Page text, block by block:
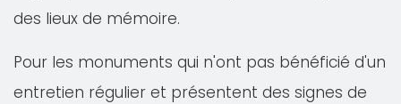
des lieux de mémoire.
Pour les monuments qui n'ont pas bénéficié d'un
entretien régulier et présentent des signes de